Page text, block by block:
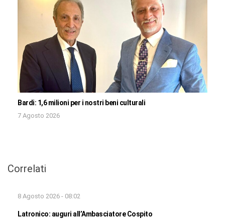
Bardi: 1,6 milioni per i nostri beni culturali
7 Agosto 2026
Correlati
8 Agosto 2026 - 08:02
Latronico: auguri all’Ambasciatore Cospito